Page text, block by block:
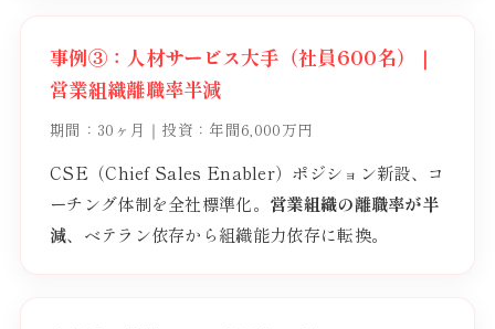
事例③：人材サービス大手（社員600名）｜
営業組織離職率半減
期間：30ヶ月｜投資：年間6,000万円
CSE（Chief Sales Enabler）ポジション新設、コ
ーチング体制を全社標準化。 営業組織の離職率が半
減、ベテラン依存から組織能力依存に転換。